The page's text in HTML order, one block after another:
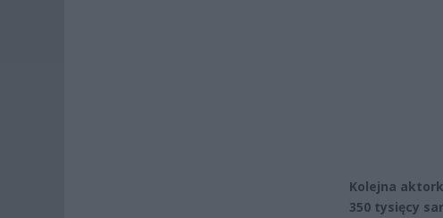
Kolejna
350 tysięcy